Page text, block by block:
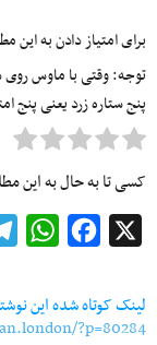
برای امتیاز دادن به
توجه: وقتی با ماوس روی
پنج ستاره زرد یعنی پنج
کسی تا به حال به این
Facebook
لینک کوتاه شده این
?p=80284